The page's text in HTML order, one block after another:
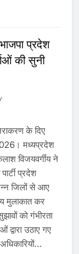
प्रदेश
की सुनी
के दिए
मध्यप्रदेश
विजयवर्गीय ने
प्रदेश
जिलों से आए
मुलाकात कर
को गंभीरता
द्वारा उठाए गए